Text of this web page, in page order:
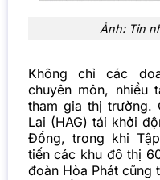
Ảnh: Tin
Không chỉ các
chuyên môn, nhiều
tham gia thị trường.
Lai (HAG) tái khởi
Đổng, trong khi
tiến các khu đô thị
đoàn Hòa Phát cũng